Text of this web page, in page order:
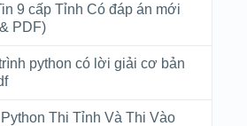
9 cấp Tỉnh Có đáp án mới
PDF)
python có lời giải cơ bản
Thi Tỉnh Và Thi Vào